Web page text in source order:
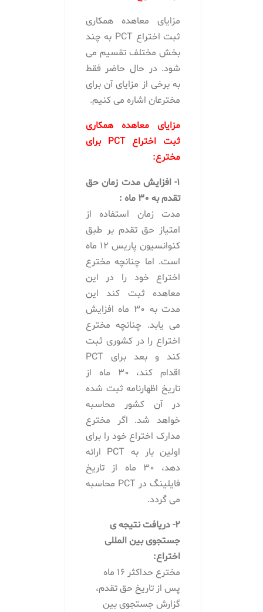
مزایای معاهده همکاری
ثبت اختراع PCT به چند
بخش مختلف تقسیم می
شود. در حال حاضر فقط
به برخی از مزایای آن برای
مخترعان اشاره می کنیم.
مزایای معاهده همکاری
ثبت اختراع PCT برای
مخترع:
1- افزایش مدت زمان حق
تقدم به 30 ماه :
مدت زمان استفاده از
امتیاز حق تقدم بر طبق
کنوانسیون پاریس 12 ماه
است. اما چنانچه مخترع
اختراع خود را در این
معاهده ثبت کند این
مدت به 30 ماه افزایش
می یابد. چنانچه مخترع
اختراع را در کشوری ثبت
کند و بعد برای PCT
اقدام کند، 30 ماه از
تاریخ اظهارنامه ثبت شده
در آن کشور محاسبه
خواهد شد. اگر مخترع
مدارک اختراع خود را برای
اولین بار به PCT ارائه
دهد، 30 ماه از تاریخ
فایلینگ در PCT محاسبه
می گردد.
2- دریافت نتیجه ی
جستجوی بین المللی
اختراع:
مخترع حداکثر 16 ماه
پس از تاریخ حق تقدم،
گزارش جستجوی بین